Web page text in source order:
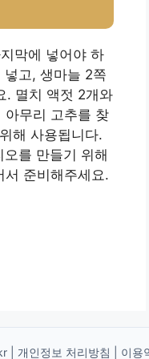
막에 넣어야 하
고, 생마늘 2쪽
. 멸치 액젓 2개와
아무리 고추를 찾
해 사용됩니다.
를 만들기 위해
준비해주세요.
| 개인정보 처리방침 이용